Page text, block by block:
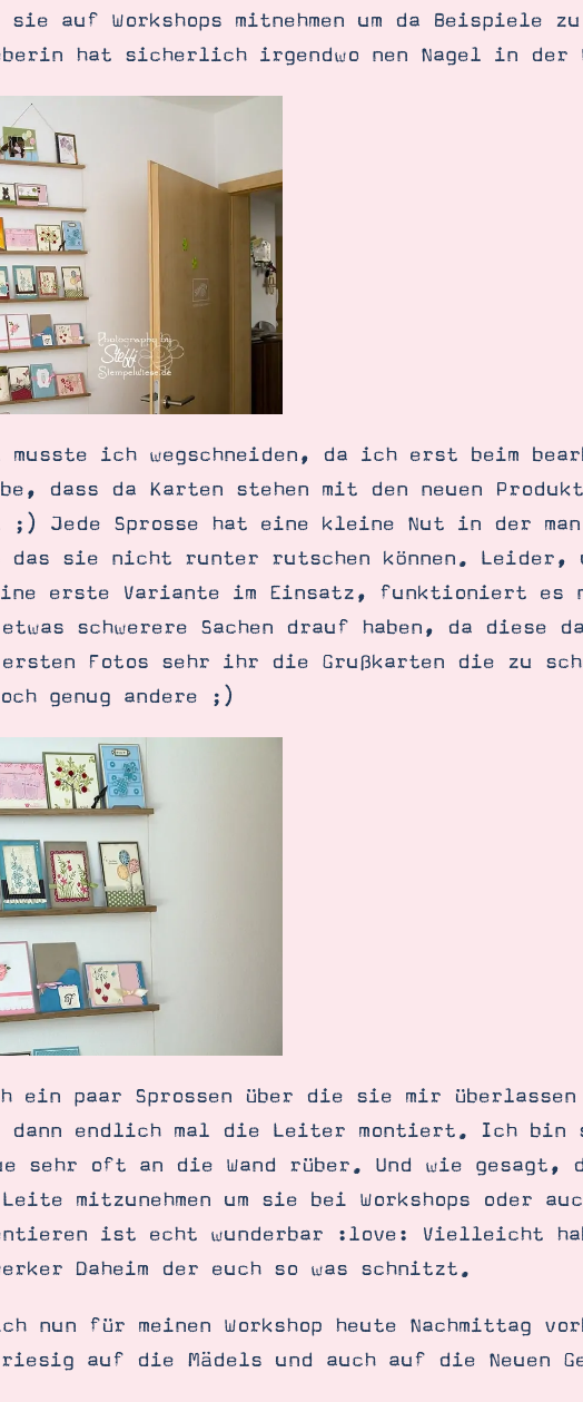
sie auf Workshops mitnehmen um da Beispiele
hat sicherlich irgendwo nen Nagel in der
musste ich wegschneiden, da ich erst beim
dass da Karten stehen mit den neuen
;) Jede Sprosse hat eine kleine Nut in der
das sie nicht runter rutschen können. Leider,
erste Variante im Einsatz, funktioniert es
schwerere Sachen drauf haben, da diese
Fotos sehr ihr die Grußkarten die zu
genug andere ;)
ein paar Sprossen über die sie mir
dann endlich mal die Leiter montiert. Ich bin
sehr oft an die Wand rüber. Und wie gesagt,
mitzunehmen um sie bei Workshops oder
ist echt wunderbar :love: Vielleicht
Daheim der euch so was schnitzt.
nun für meinen Workshop heute Nachmittag
riesig auf die Mädels und auch auf die Neuen